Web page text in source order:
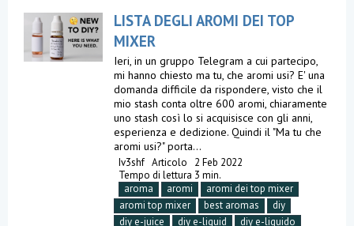
LISTA DEGLI AROMI DEI TOP
MIXER
Ieri, in un gruppo Telegram a cui partecipo,
mi hanno chiesto ma tu, che aromi usi? E' una
domanda difficile da rispondere, visto che il
mio stash conta oltre 600 aromi, chiaramente
uno stash così lo si acquisisce con gli anni,
esperienza e dedizione. Quindi il "Ma tu che
aromi usi?" porta...
Iv3shf Articolo
2 Feb 2022
Tempo di lettura 3 min.
aroma
aromi
aromi dei top mixer
aromi top mixer
best aromas
diy
diy e-juice
diy e-liquid
diy e-liquido